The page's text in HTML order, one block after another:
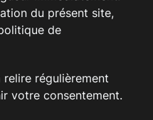
du présent site,
de
relire régulièrement
votre consentement.